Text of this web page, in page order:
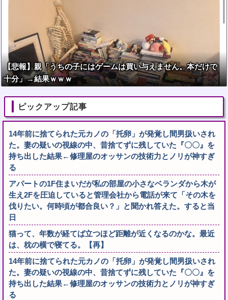
【悲報】親「うちの子にはゲームは買い与えません。本だけで
十分」→結果ｗｗｗ
ピックアップ記事
14年前に捨てられた元カノの「托卵」が発覚し間男扱いされ
た。妻の疑いの視線の中、昔捨てずに残していた『〇〇』を
持ち出した結果←修理屋のオッサンの技術力とノリが神すぎ
る
アパートの1F住まいだが私の部屋の小さなベランダから木が
生え2Fを圧迫していると管理会社から電話が来て「その木を
伐りたい。何時頃が都合良い？」と聞かれ答えた。すると当
日
猫って、年数が経てば立つほど距離が近くなるのかな。最近
は、枕の横で寝てる。【再】
14年前に捨てられた元カノの「托卵」が発覚し間男扱いされ
た。妻の疑いの視線の中、昔捨てずに残していた『〇〇』を
持ち出した結果←修理屋のオッサンの技術力とノリが神すぎ
る